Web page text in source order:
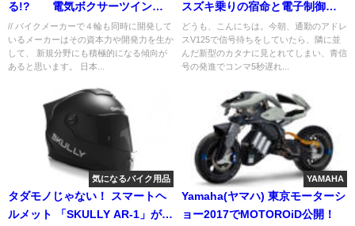
る!? 電気ボクサーツインが
すごい！！
// バイクメーカーで４輪も同時に開発して
いるメーカーはその資本力や開発力を生か
して、 新規分野にも積極的になる傾向が
あると思います。 日本...
スズキ乗りの宿命と電子制御の
沼
どうも、こんにちは。今朝、通勤のアドレ
スV125で信号待ちをしていたら、隣に並
んだ新型のカタナに見とれてしまい、青信
号の発進でコンマ5秒遅れ...
気になるバイク用品
タダモノじゃない！ スマートヘ
ルメット 「SKULLY AR-1」がす
YAMAHA
Yamaha(ヤマハ) 東京モーターシ
ョー2017でMOTOROiD公開！